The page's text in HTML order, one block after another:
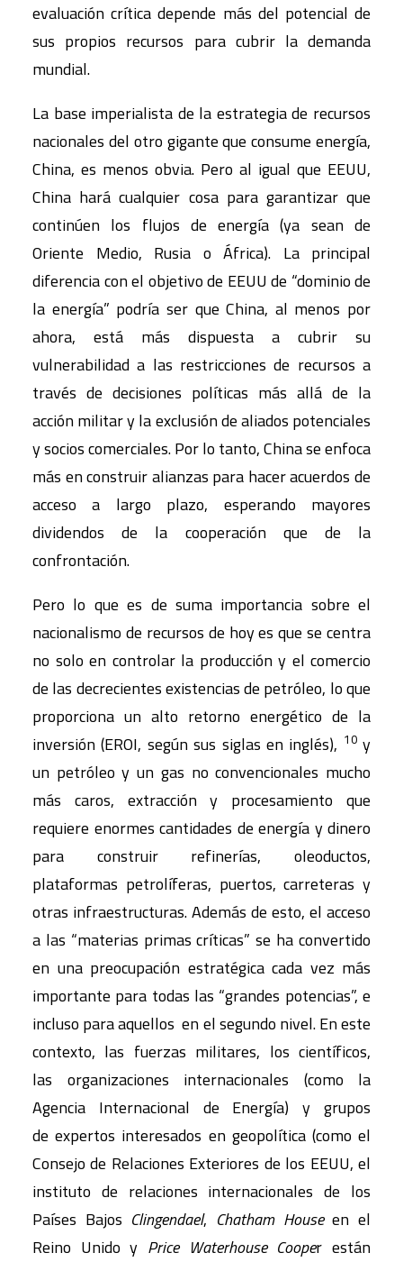
evaluación crítica depende más del potencial de
sus propios recursos para cubrir la demanda
mundial.
La base imperialista de la estrategia de recursos
nacionales del otro gigante que consume energía,
China, es menos obvia. Pero al igual que EEUU,
China hará cualquier cosa para garantizar que
continúen los flujos de energía (ya sean de
Oriente Medio, Rusia o África). La principal
diferencia con el objetivo de EEUU de “dominio de
la energía” podría ser que China, al menos por
ahora, está más dispuesta a cubrir su
vulnerabilidad a las restricciones de recursos a
través de decisiones políticas más allá de la
acción militar y la exclusión de aliados potenciales
y socios comerciales. Por lo tanto, China se enfoca
más en construir alianzas para hacer acuerdos de
acceso a largo plazo, esperando mayores
dividendos de la cooperación que de la
confrontación.
Pero lo que es de suma importancia sobre el
nacionalismo de recursos de hoy es que se centra
no solo en controlar la producción y el comercio
de las decrecientes existencias de petróleo, lo que
proporciona un alto retorno energético de la
inversión (EROI, según sus siglas en inglés), 10 y
un petróleo y un gas no convencionales mucho
más caros, extracción y procesamiento que
requiere enormes cantidades de energía y dinero
para construir refinerías, oleoductos,
plataformas petrolíferas, puertos, carreteras y
otras infraestructuras. Además de esto, el acceso
a las “materias primas críticas” se ha convertido
en una preocupación estratégica cada vez más
importante para todas las “grandes potencias”, e
incluso para aquellos en el segundo nivel. En este
contexto, las fuerzas militares, los científicos,
las organizaciones internacionales (como la
Agencia Internacional de Energía) y grupos
de expertos interesados en geopolítica (como el
Consejo de Relaciones Exteriores de los EEUU, el
instituto de relaciones internacionales de los
Países Bajos Clingendael, Chatham Houseen el
Reino Unido y Price Waterhouse Cooper están